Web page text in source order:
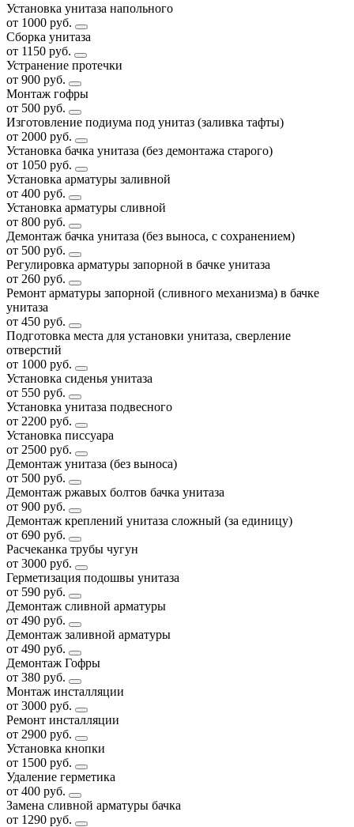
Установка унитаза напольного
от 1000 руб.
Сборка унитаза
от 1150 руб.
Устранение протечки
от 900 руб.
Монтаж гофры
от 500 руб.
Изготовление подиума под унитаз (заливка тафты)
от 2000 руб.
Установка бачка унитаза (без демонтажа старого)
от 1050 руб.
Установка арматуры заливной
от 400 руб.
Установка арматуры сливной
от 800 руб.
Демонтаж бачка унитаза (без выноса, с сохранением)
от 500 руб.
Регулировка арматуры запорной в бачке унитаза
от 260 руб.
Ремонт арматуры запорной (сливного механизма) в бачке
унитаза
от 450 руб.
Подготовка места для установки унитаза, сверление
отверстий
от 1000 руб.
Установка сиденья унитаза
от 550 руб.
Установка унитаза подвесного
от 2200 руб.
Установка писсуара
от 2500 руб.
Демонтаж унитаза (без выноса)
от 500 руб.
Демонтаж ржавых болтов бачка унитаза
от 900 руб.
Демонтаж креплений унитаза сложный (за единицу)
от 690 руб.
Расчеканка трубы чугун
от 3000 руб.
Герметизация подошвы унитаза
от 590 руб.
Демонтаж сливной арматуры
от 490 руб.
Демонтаж заливной арматуры
от 490 руб.
Демонтаж Гофры
от 380 руб.
Монтаж инсталляции
от 3000 руб.
Ремонт инсталляции
от 2900 руб.
Установка кнопки
от 1500 руб.
Удаление герметика
от 400 руб.
Замена сливной арматуры бачка
от 1290 руб.